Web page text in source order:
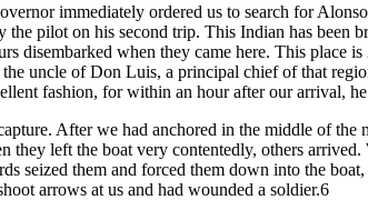
immediately ordered us to search for
the pilot on his second trip. This Indian has been
disembarked when they came here. This place
uncle of Don Luis, a principal chief of that
fashion, for within an hour after our arrival,
After we had anchored in the middle of the
they left the boat very contentedly, others
seized them and forced them down into the
arrows at us and had wounded a soldier.6